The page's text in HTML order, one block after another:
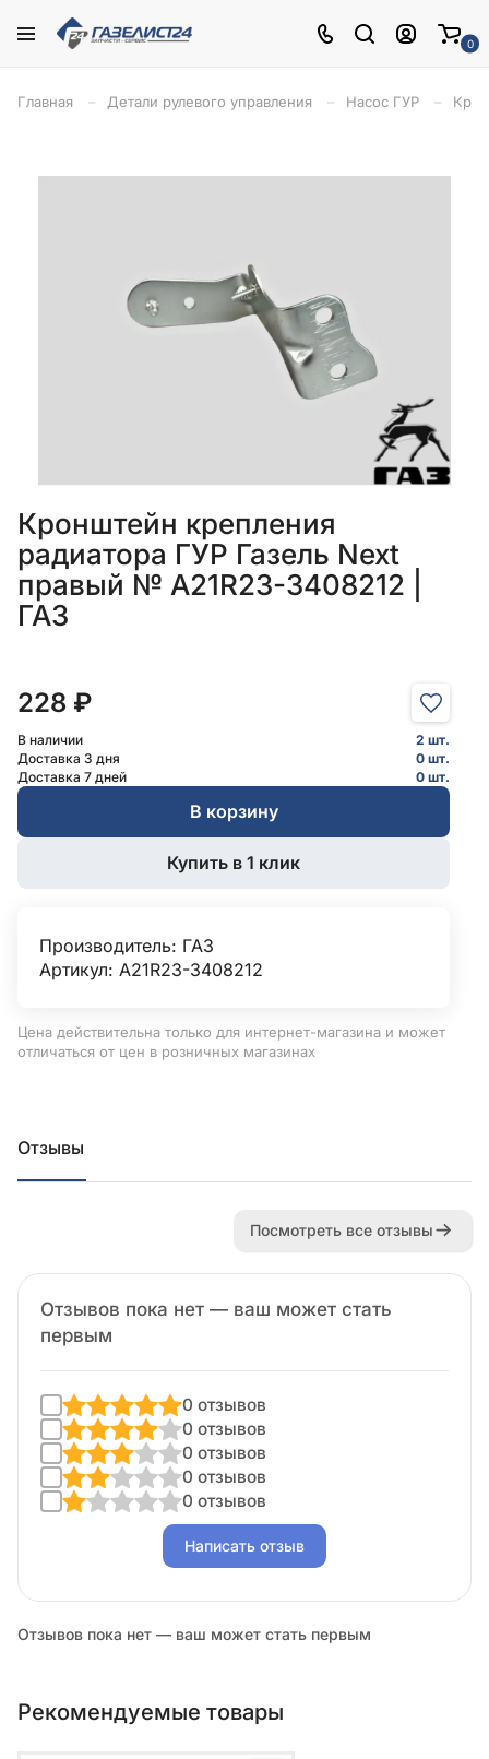
0
Главная Детали рулевого управления Насос ГУР
Кронштейн крепления
радиатора ГУР Газель Next
правый № А21R23-3408212 |
ГАЗ
228 ₽
В наличии
2 шт.
Доставка 3 дня
0 шт.
Доставка 7 дней
0 шт.
В корзину
Купить в 1 клик
Производитель: ГАЗ
Артикул: А21R23-3408212
Цена действительна только для интернет-магазина и может
отличаться от цен в розничных магазинах
Отзывы
Посмотреть все отзывы
Отзывов пока нет — ваш может стать
первым
0 отзывов
0 отзывов
0 отзывов
0 отзывов
0 отзывов
Написать отзыв
Отзывов пока нет — ваш может стать первым
Рекомендуемые товары